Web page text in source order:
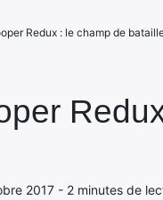
2017 - 2 minutes de
Redux : le champ de